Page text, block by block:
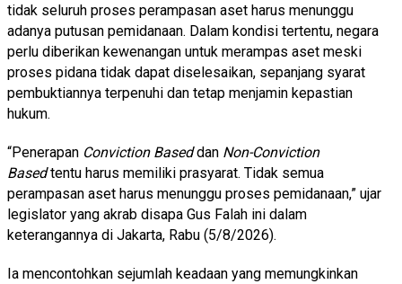
tidak seluruh proses perampasan aset harus menunggu
adanya putusan pemidanaan. Dalam kondisi tertentu, negara
perlu diberikan kewenangan untuk merampas aset meski
proses pidana tidak dapat diselesaikan, sepanjang syarat
pembuktiannya terpenuhi dan tetap menjamin kepastian
hukum.
“Penerapan Conviction Baseddan Non-Conviction
Basedtentu harus memiliki prasyarat. Tidak semua
perampasan aset harus menunggu proses pemidanaan,” ujar
legislator yang akrab disapa Gus Falah ini dalam
keterangannya di Jakarta, Rabu (5/8/2026).
Ia mencontohkan sejumlah keadaan yang memungkinkan